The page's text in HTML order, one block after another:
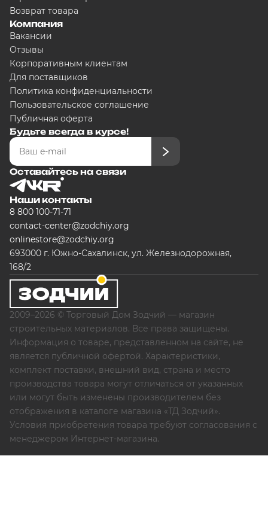
Возврат товара
Компания
Вакансии
Отзывы
Корпоративным клиентам
Для поставщиков
Политика конфиденциальности
Пользовательское соглашение
Публичная оферта
Будьте всегда в курсе!
Оставайтесь на связи
Наши контакты
8 800 100-71-71
contact-center@zodchiy.org
onlinestore@zodchiy.org
693000 г. Южно-Сахалинск, ул. Железнодорожная,
168/2
2009–2026 © Торговый Дом Зодчий — магазин
строительных материалов. Все права защищены.
Информация о товаре, представленном на сайте, не
является публичной офертой. Характеристики,
комплект поставки, внешний вид, страна и место
производства товара могут отличаться от указанных
или могут быть изменены производителем без
отображения в каталоге магазина «ТД Зодчий».
Условия приобретения товара требуют согласования с
менеджером Интернет-магазина.